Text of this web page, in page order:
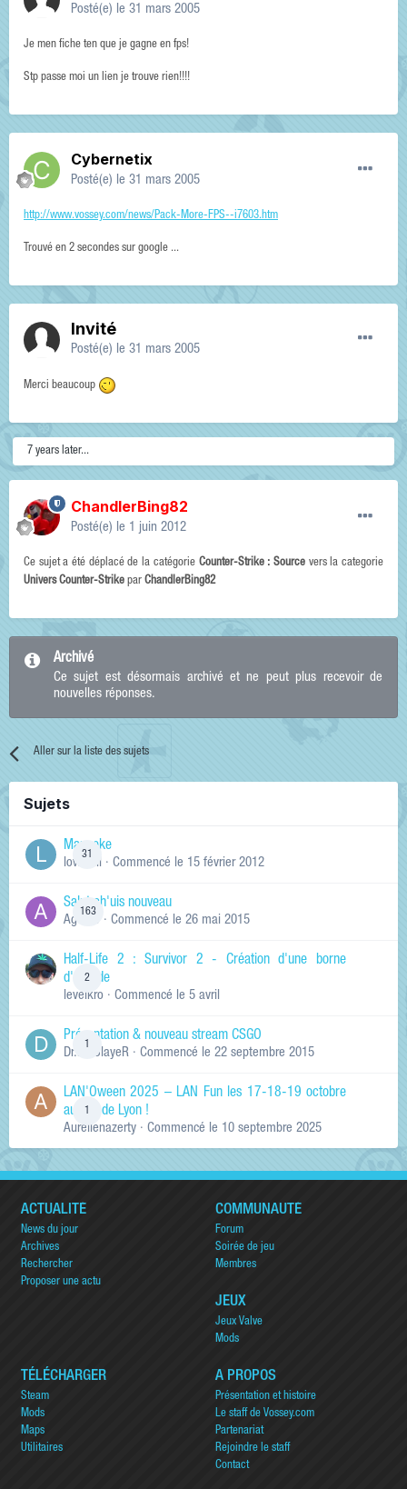
Posté(e) le 31 mars 2005
Je men fiche ten que je gagne en fps!
Stp passe moi un lien je trouve rien!!!!
Cybernetix
Posté(e) le 31 mars 2005
http://www.vossey.com/news/Pack-More-FPS--i7603.htm
Trouvé en 2 secondes sur google ...
Invité
Posté(e) le 31 mars 2005
Merci beaucoup
7 years later...
ChandlerBing82
Posté(e) le 1 juin 2012
Ce sujet a été déplacé de la catégorie Counter-Strike : Sourcevers la categorie
Univers Counter-Strike par ChandlerBing82
Archivé
Ce sujet est désormais archivé et ne peut plus recevoir de
nouvelles réponses.
Aller sur la liste des sujets
Sujets
31
Manneke
lowskill · Commencé le 15 février 2012
163
Salut ch'uis nouveau
Ag0Nie · Commencé le 26 mai 2015
2
Half-Life 2 : Survivor 2 - Création d'une borne
d'arcade
levelkro · Commencé le 5 avril
Présentation & nouveau stream CSGO
Dr.KinSlayeR · Commencé le 22 septembre 2015
LAN'Oween 2025 – LAN Fun les 17-18-19 octobre
au sud de Lyon !
Aurelienazerty · Commencé le 10 septembre 2025
ACTUALITÉ
News du jour
Archives
Rechercher
Proposer une actu
COMMUNAUTÉ
Forum
Soirée de jeu
Membres
JEUX
Jeux Valve
Mods
TÉLÉCHARGER
Steam
Mods
Maps
Utilitaires
A PROPOS
Présentation et histoire
Le staff de Vossey.com
Partenariat
Rejoindre le staff
Contact